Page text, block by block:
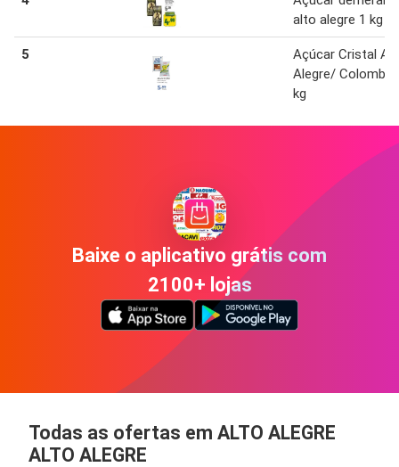
alto alegre 1 kg
5
Açúcar Cristal
Alegre/ Colombo
kg
Baixe o aplicativo grátis com
2100+ lojas
Todas as ofertas em ALTO ALEGRE
ALTO ALEGRE